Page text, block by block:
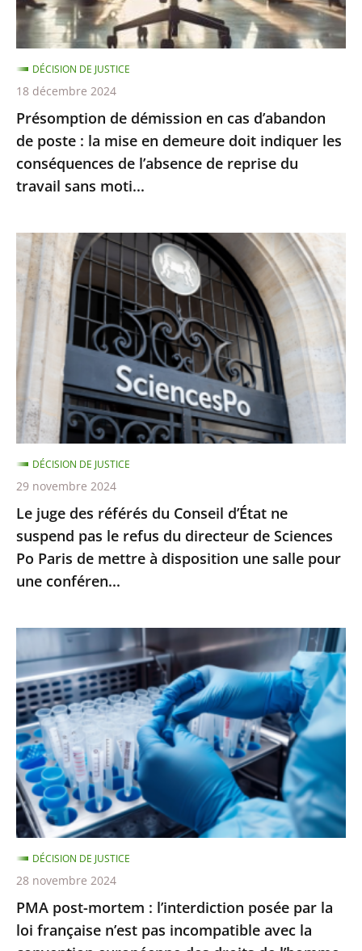
poste
:
la
mise
en
demeure
doit
indiquer
les
de
l’absence
de
reprise
du
travail
sans
Présomption de démission en cas d’abandon
de poste : la mise en demeure doit indiquer les
conséquences de l’absence de reprise du
travail sans moti...
DÉCISION DE JUSTICE
18 décembre 2024
Le
juge
des
référés
du
Conseil
d’État
ne
suspend
pas
le
refus
du
directeur
de
Sciences
Paris
mettre
à
disposition
une
salle
pour
une
conféren...
Le juge des référés du Conseil d’État ne
suspend pas le refus du directeur de Sciences
Po Paris de mettre à disposition une salle pour
une conféren...
DÉCISION DE JUSTICE
29 novembre 2024
PMA
post-
mortem
:
l’interdiction
posée
par
la
loi
française
n’est
pas
incompatible
avec
PMA post-mortem : l’interdiction posée par la
loi française n’est pas incompatible avec la
DÉCISION DE JUSTICE
28 novembre 2024